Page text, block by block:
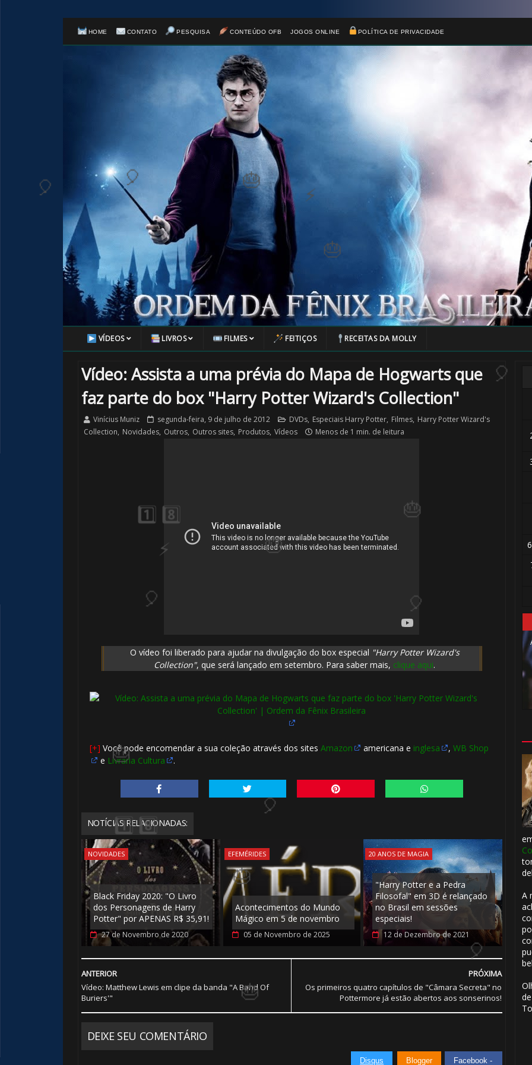
HOME CONTATO PESQUISA CONTEÚDO OFB JOGOS ONLINE POLÍTICA DE PRIVACIDADE
VÍDEOS LIVROS FILMES FEITIÇOS RECEITAS DA MOLLY
Vídeo: Assista a uma prévia do Mapa de Hogwarts que
faz parte do box "Harry Potter Wizard's Collection"
Vinícius Muniz segunda-feira, 9 de julho de 2012 DVDs, Especiais Harry Potter, Filmes, Harry Potter Wizard's
Collection, Novidades, Outros, Outros sites, Produtos, Vídeos Menos de 1 min. de leitura
O vídeo foi liberado para ajudar na divulgação do box especial "Harry Potter Wizard's
Collection", que será lançado em setembro. Para saber mais, clique aqui.
[+] Você pode encomendar a sua coleção através dos sites Amazon americana e inglesa , WB Shop
e Livraria Cultura .
NOTÍCIAS RELACIONADAS:
NOVIDADES
Black Friday 2020: "O Livro
dos Personagens de Harry
Potter" por APENAS R$ 35,91!
27 de Novembro de 2020
EFEMÉRIDES
Acontecimentos do Mundo
Mágico em 5 de novembro
05 de Novembro de 2025
20 ANOS DE MAGIA
"Harry Potter e a Pedra
Filosofal" em 3D é relançado
no Brasil em sessões
especiais!
12 de Dezembro de 2021
PRÓXIMA
Os primeiros quatro capítulos de "Câmara Secreta" no
Pottermore já estão abertos aos sonserinos!
ANTERIOR
Vídeo: Matthew Lewis em clipe da banda "A Band Of
Buriers'"
DEIXE SEU COMENTÁRIO
Disqus Blogger Facebook -
A
🎈
🎂
🎂
🎈
1️⃣ 8️⃣
⚡
🎂
1️⃣ 8️⃣
1️⃣ 8️⃣
1️⃣ 8️⃣
🎈
1️⃣ 8️⃣
⚡
🎈